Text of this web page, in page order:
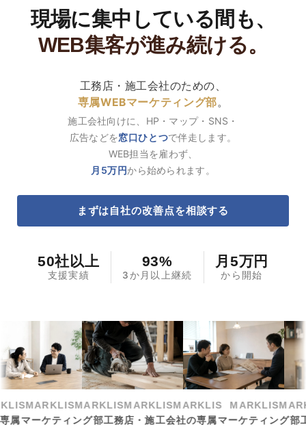
現場に集中している間も、
WEB集客が進み続ける。
工務店・施工会社のための、
専属WEBマーケティング部。
施工会社向けに、HP・マップ・SNS・
広告などを窓口ひとつで伴走します。
WEB担当を雇わず、
月5万円から始められます。
まずは自社の改善点を相談する
50社以上
支援実績
93%
3か月以上継続
月5万円
から開始
MARKLISMARKLISMARKLISMARKLIS MARKLIS
マーケティング部工務店・施工会社の専属マーケティング部工